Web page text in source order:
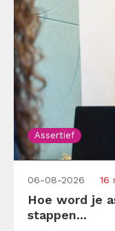
Assertief
06-08-2026 16
Hoe word je
stappen...